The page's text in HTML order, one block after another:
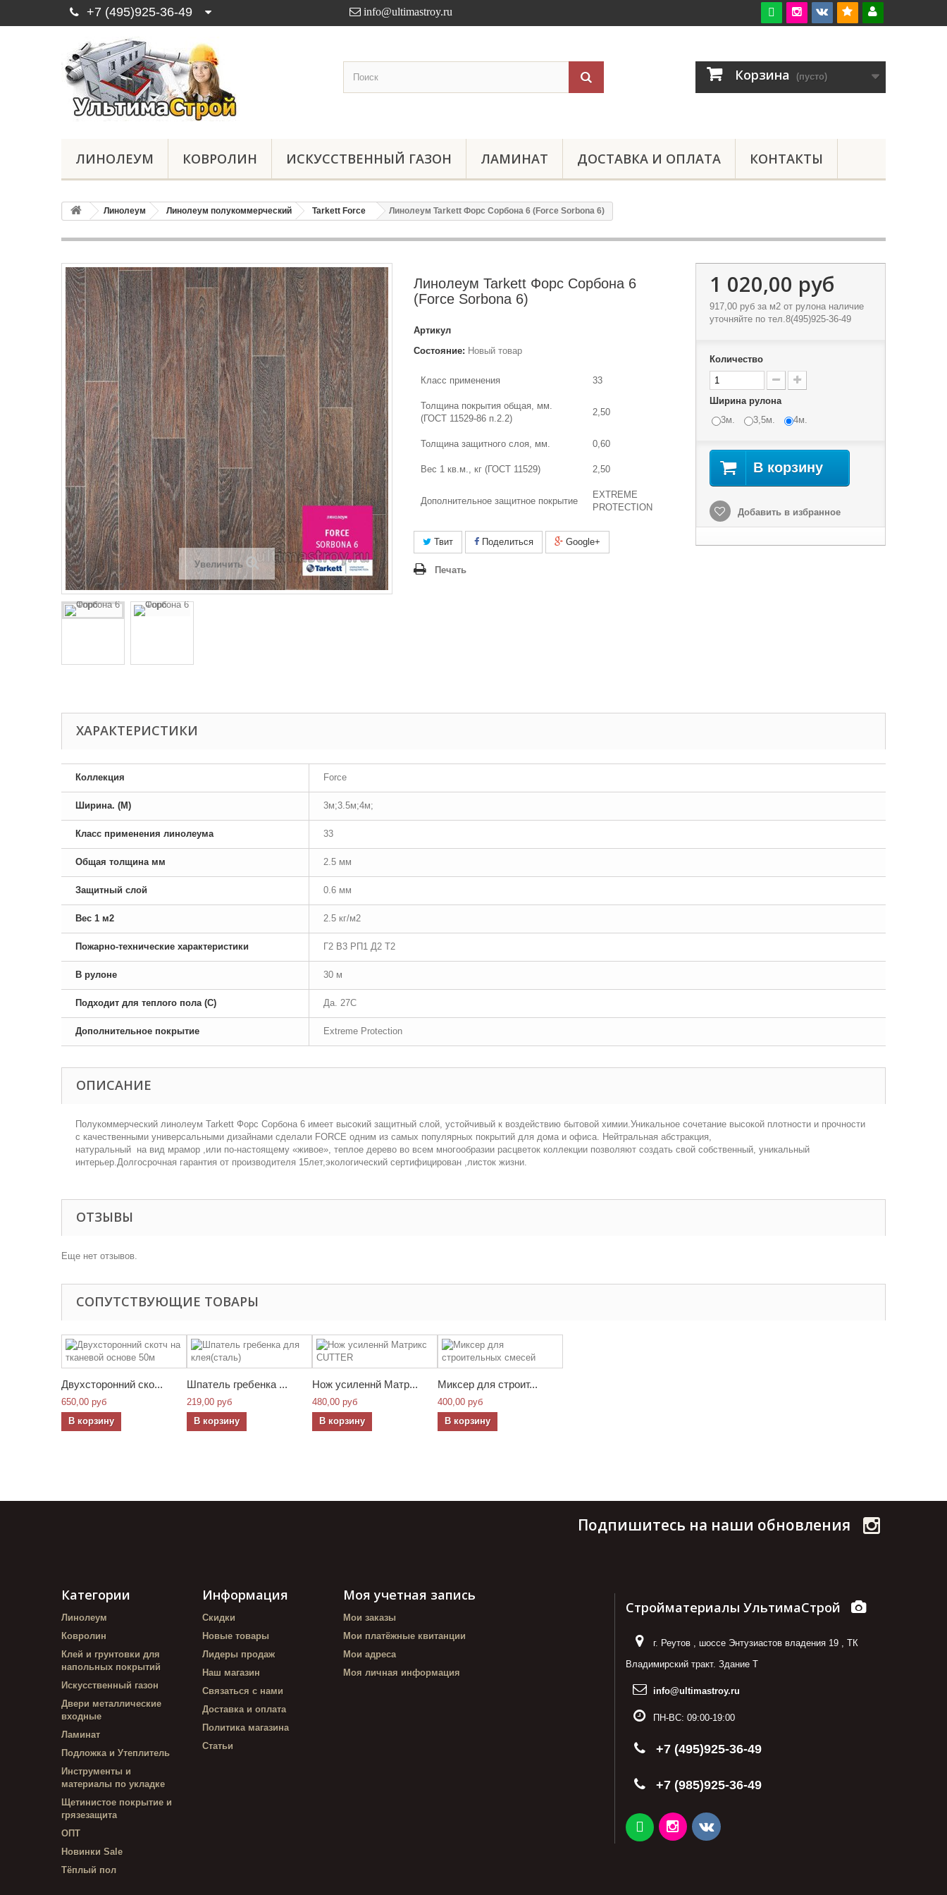
+7 (495)925-36-49 
info@ultimastroy.ru
Корзина (пусто)
ЛИНОЛЕУМ КОВРОЛИН ИСКУССТВЕННЫЙ ГАЗОН ЛАМИНАТ ДОСТАВКА И ОПЛАТА КОНТАКТЫ
Линолеум Линолеум полукоммерческий Tarkett Force Линолеум Tarkett Форс Сорбона 6 (Force Sorbona 6)
Увеличить
Линолеум Tarkett Форс Сорбона 6
(Force Sorbona 6)
Артикул
Состояние: Новый товар
Класс применения 33
Толщина покрытия общая, мм.
(ГОСТ 11529-86 п.2.2)
2,50
Толщина защитного слоя, мм. 0,60
Вес 1 кв.м., кг (ГОСТ 11529) 2,50
Дополнительное защитное покрытие
EXTREME
PROTECTION
Твит Поделиться Google+
Печать
1 020,00 руб
917,00 рубза м2 от рулона наличие
уточняйте по тел.8(495)925-36-49
Количество
Ширина рулона
3м.
3,5м. 4м.
В корзину
Добавить в избранное
ХАРАКТЕРИСТИКИ
Коллекция Force
Ширина. (М) 3м;3.5м;4м;
Класс применения линолеума 33
Общая толщина мм 2.5 мм
Защитный слой 0.6 мм
Вес 1 м2 2.5 кг/м2
Пожарно-технические характеристики Г2 В3 РП1 Д2 Т2
В рулоне 30 м
Подходит для теплого пола (С) Да. 27С
Дополнительное покрытие Extreme Protection
ОПИСАНИЕ
Полукоммерческий линолеум Tarkett Форс Сорбона 6 имеет высокий защитный слой, устойчивый к воздействию бытовой химии.Уникальное сочетание высокой плотности и прочности
с качественными универсальными дизайнами сделали FORCE одним из самых популярных покрытий для дома и офиса. Нейтральная абстракция,
натуральный на вид мрамор ,или по-настоящему «живое», теплое дерево во всем многообразии расцветок коллекции позволяют создать свой собственный, уникальный
интерьер.Долгосрочная гарантия от производителя 15лет,экологический сертифицирован ,листок жизни.
ОТЗЫВЫ
Еще нет отзывов.
СОПУТСТВУЮЩИЕ ТОВАРЫ
Двухсторонний ско...
650,00 руб
В корзину
Шпатель гребенка ...
219,00 руб
В корзину
Нож усиленнй Матр...
480,00 руб
В корзину
Миксер для строит...
400,00 руб
В корзину
Подпишитесь на наши обновления
Категории
Линолеум
Ковролин
Клей и грунтовки для
напольных покрытий
Искусственный газон
Двери металлические
входные
Ламинат
Подложка и Утеплитель
Инструменты и
материалы по укладке
Щетинистое покрытие и
грязезащита
ОПТ
Новинки Sale
Тёплый пол
Информация
Скидки
Новые товары
Лидеры продаж
Наш магазин
Связаться с нами
Доставка и оплата
Политика магазина
Статьи
Моя учетная запись
Мои заказы
Мои платёжные квитанции
Мои адреса
Моя личная информация
Стройматериалы УльтимаСтрой
г. Реутов, шоссе Энтузиастов владения 19, ТК
Владимирский тракт. Здание Т
info@ultimastroy.ru
ПН-ВС: 09:00-19:00
+7 (495)925-36-49
+7 (985)925-36-49
